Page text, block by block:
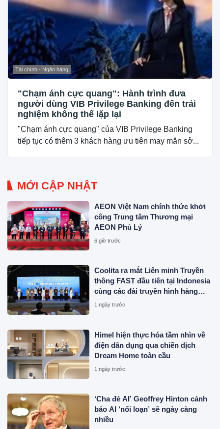
Tài chính - Ngân hàng
"Chạm ánh cực quang": Hành trình đưa
người dùng VIB Privilege Banking đến trải
nghiệm không thể lặp lại
"Chạm ánh cực quang" của VIB Privilege Banking
tiếp tục có thêm 3 khách hàng ưu tiên may mắn sở...
MỚI CẬP NHẬT
AEON Việt Nam chính thức khởi
công Trung tâm Thương mại
AEON Phủ Lý
6 giờ trước
Coolita ra mắt Liên minh Truyền
thông FAST đầu tiên tại Indonesia
cùng các đài truyền hình hàng
đầu
1 ngày trước
Himel hiện thực hóa tầm nhìn về
điện dân dụng qua chiến dịch
Dream Home toàn cầu
1 ngày trước
‘Cha đẻ AI’ Geoffrey Hinton cảnh
báo AI ‘nổi loạn’ sẽ ngày càng
nhiều